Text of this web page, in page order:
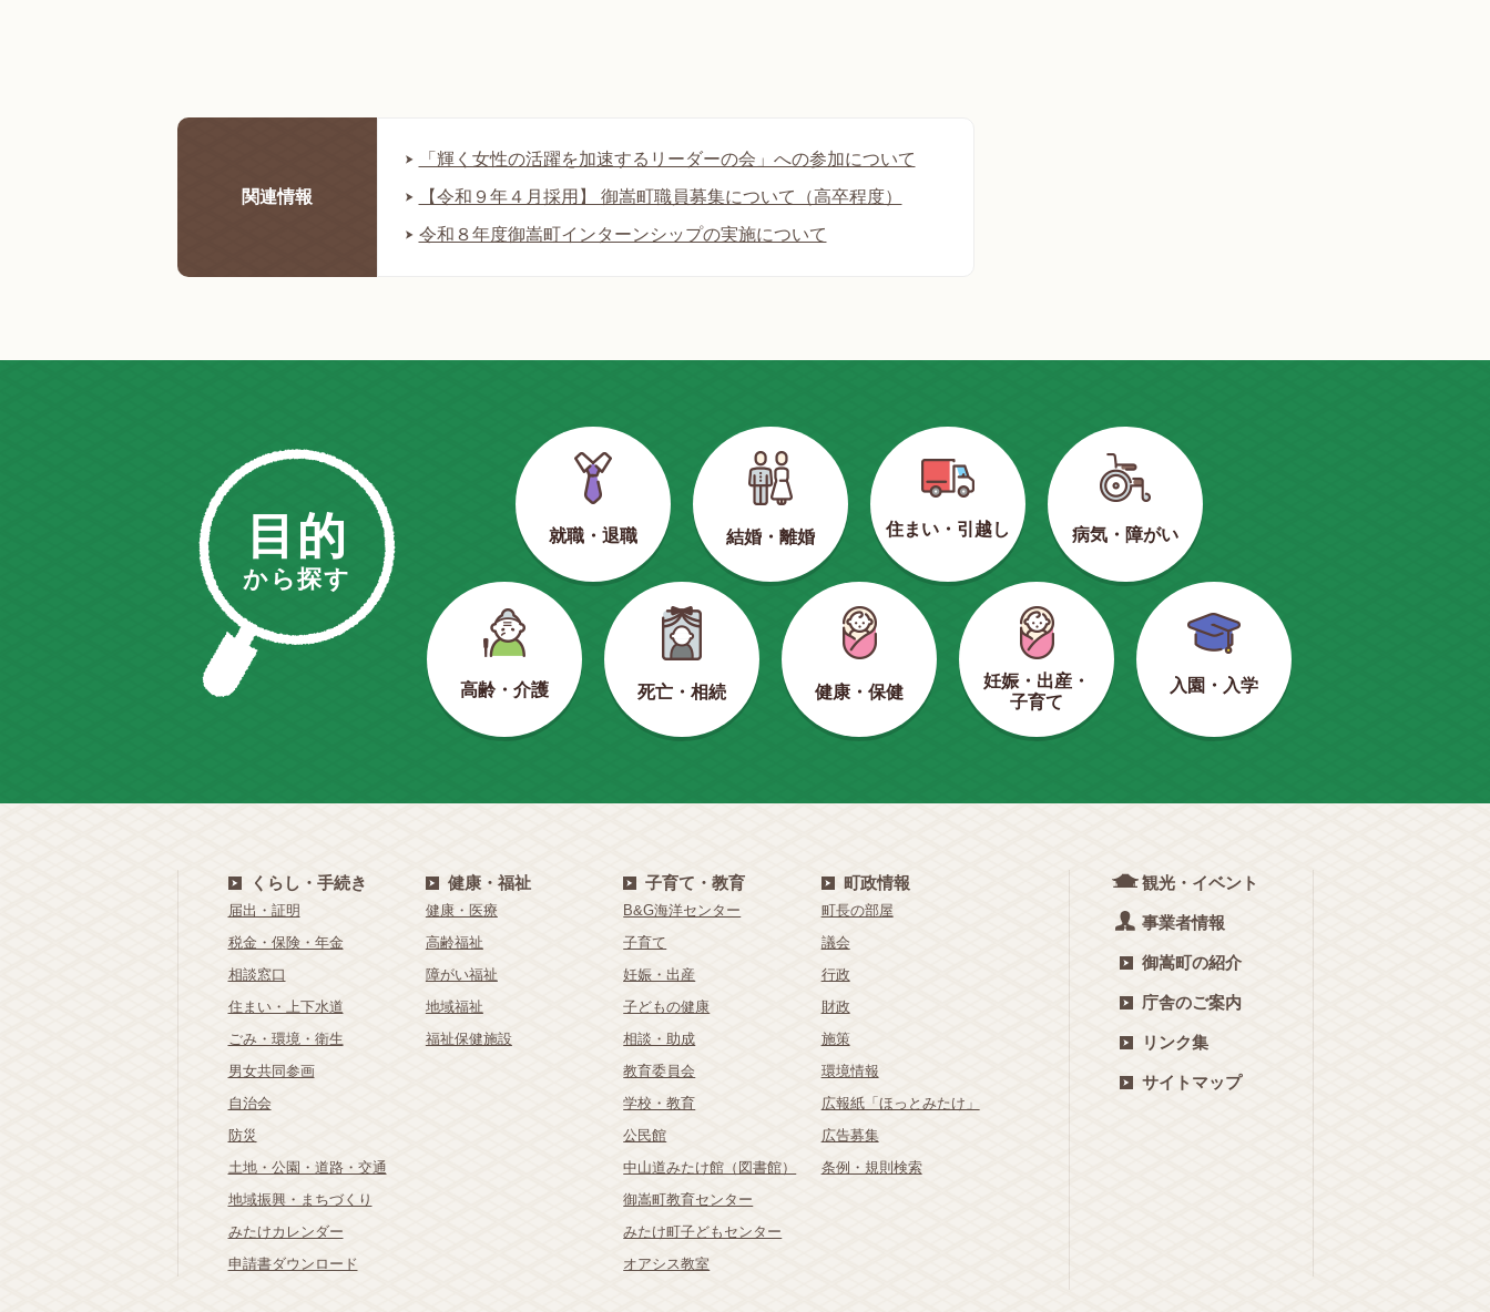
関連情報
「輝く女性の活躍を加速するリーダーの会」への参加について
【令和９年４月採用】 御嵩町職員募集について（高卒程度）
令和８年度御嵩町インターンシップの実施について
目的
から探す
就職・退職 結婚・離婚 住まい・引越し 病気・障がい
高齢・介護 死亡・相続 健康・保健
妊娠・出産・
子育て
入園・入学
くらし・手続き
届出・証明
税金・保険・年金
相談窓口
住まい・上下水道
ごみ・環境・衛生
男女共同参画
自治会
防災
土地・公園・道路・交通
地域振興・まちづくり
みたけカレンダー
申請書ダウンロード
健康・福祉
健康・医療
高齢福祉
障がい福祉
地域福祉
福祉保健施設
子育て・教育
B&G海洋センター
子育て
妊娠・出産
子どもの健康
相談・助成
教育委員会
学校・教育
公民館
中山道みたけ館（図書館）
御嵩町教育センター
みたけ町子どもセンター
オアシス教室
町政情報
町長の部屋
議会
行政
財政
施策
環境情報
広報紙「ほっとみたけ」
広告募集
条例・規則検索
観光・イベント
事業者情報
御嵩町の紹介
庁舎のご案内
リンク集
サイトマップ